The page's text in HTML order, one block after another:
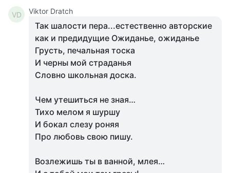
VD Viktor Dratch
Так шалости пера...естественно авторские
как и предидущие Ожиданье, ожиданье
Грусть, печальная тоска
И черны мой страданья
Словно школьная доска.
Чем утешиться не зная…
Тихо мелом я шуршу
И бокал слезу роняя
Про любовь свою пишу.
Возлежишь ты в ванной, млея…